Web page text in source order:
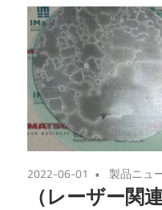
2022-06-01 製品ニュ
（レーザー関